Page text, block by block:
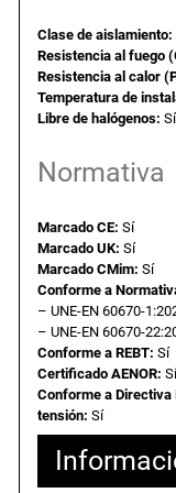
1
€
Clase de aislamiento:
Resistencia al fuego
Resistencia al calor
Temperatura de
Libre de halógenos: Sí
Normativa
Marcado CE: Sí
Marcado UK: Sí
Marcado CMim: Sí
Conforme a
– UNE-EN 60670-
– UNE-EN 60670-
Conforme a REBT: Sí
Certificado AENOR: Sí
Conforme a Directiva
tensión: Sí